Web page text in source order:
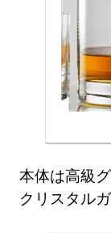
本体は高級
クリスタル